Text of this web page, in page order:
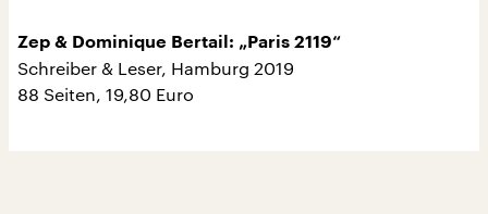
Zep & Dominique Bertail: „Paris 2119“
Schreiber & Leser, Hamburg 2019
88 Seiten, 19,80 Euro